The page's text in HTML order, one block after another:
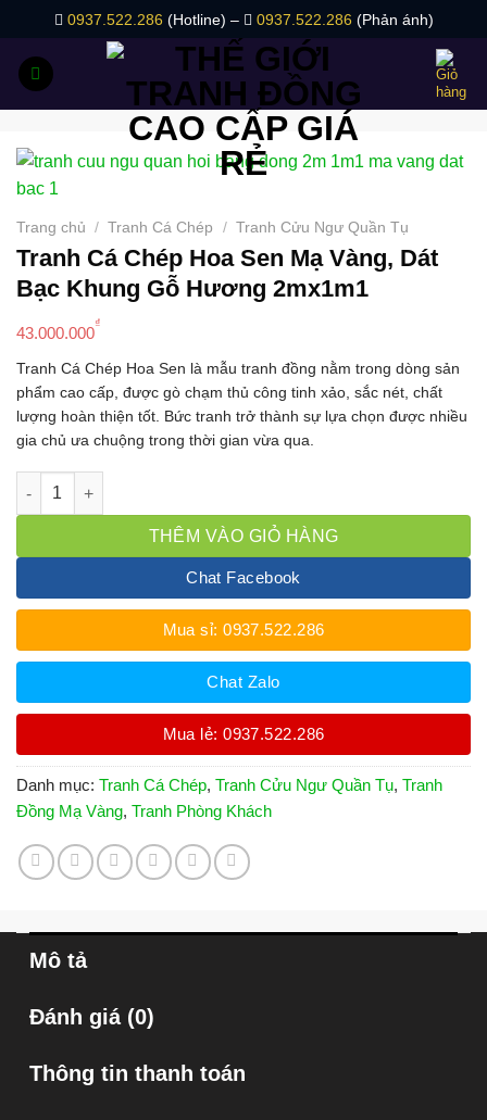
nội
dung
0937.522.286 (Hotline) – 0937.522.286 (Phản ánh)
Trang chủ / Tranh Cá Chép / Tranh Cửu Ngư Quần Tụ
Tranh Cá Chép Hoa Sen Mạ Vàng, Dát
Bạc Khung Gỗ Hương 2mx1m1
43.000.000
₫
Tranh Cá Chép Hoa Sen là mẫu tranh đồng nằm trong dòng sản
phẩm cao cấp, được gò chạm thủ công tinh xảo, sắc nét, chất
lượng hoàn thiện tốt. Bức tranh trở thành sự lựa chọn được nhiều
gia chủ ưa chuộng trong thời gian vừa qua.
Tranh Cá Chép Hoa Sen Mạ Vàng, Dát Bạc Khung Gỗ Hương
THÊM VÀO GIỎ HÀNG
Chat Facebook
Mua sỉ: 0937.522.286
Chat Zalo
Mua lẻ: 0937.522.286
Danh mục: Tranh Cá Chép, Tranh Cửu Ngư Quần Tụ, Tranh
Đồng Mạ Vàng, Tranh Phòng Khách
Mô tả
Đánh giá (0)
Thông tin thanh toán